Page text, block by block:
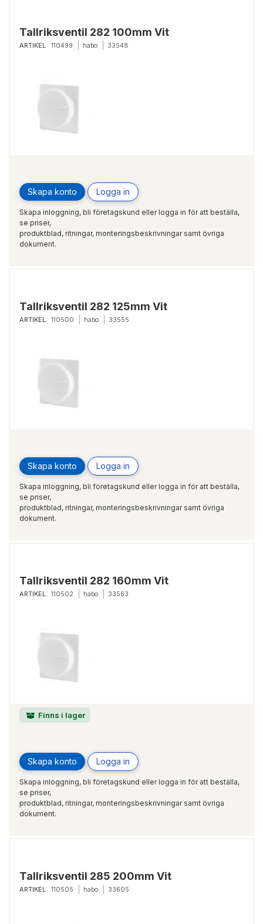
Tallriksventil 282 100mm Vit
ARTIKEL: 110499 habo 33548
Skapa konto Logga in
Skapa inloggning, bli företagskund eller logga in för att beställa,
se priser,
produktblad, ritningar, monteringsbeskrivningar samt övriga
dokument.
Tallriksventil 282 125mm Vit
ARTIKEL: 110500 habo 33555
Skapa konto Logga in
Skapa inloggning, bli företagskund eller logga in för att beställa,
se priser,
produktblad, ritningar, monteringsbeskrivningar samt övriga
dokument.
Tallriksventil 282 160mm Vit
ARTIKEL: 110502 habo 33563
Finns i lager
Skapa konto Logga in
Skapa inloggning, bli företagskund eller logga in för att beställa,
se priser,
produktblad, ritningar, monteringsbeskrivningar samt övriga
dokument.
Tallriksventil 285 200mm Vit
ARTIKEL: 110505 habo 33605